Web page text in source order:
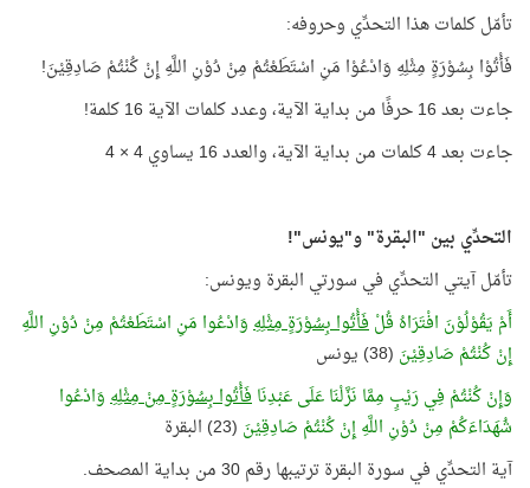
تأمّل كلمات هذا التحدِّي وحروفه:
فَأْتُوْا بِسُوْرَةٍ مِثْلِهِ وَادْعُوْا مَنِ اسْتَطَعْتُمْ مِنْ دُوْنِ اللَّهِ إِنْ كُنْتُمْ صَادِقِيْنَ!
جاءت بعد 16 حرفًا من بداية الآية، وعدد كلمات الآية 16 كلمة!
جاءت بعد 4 كلمات من بداية الآية، والعدد 16 يساوي 4 × 4
التحدِّي بين "البقرة" و"يونس"!
تأمّل آيتي التحدِّي في سورتي البقرة ويونس:
أَمْ يَقُوْلُوْنَ افْتَرَاهُ قُلْفَأْتُوا بِسُوْرَةٍ مِثْلِهِوَادْعُوا مَنِ اسْتَطَعْتُمْ مِنْ دُوْنِ اللَّهِ
إِنْ كُنْتُمْ صَادِقِيْنَ (38) يونس
وَإِنْ كُنْتُمْ فِي رَيْبٍ مِمَّا نَزَّلْنَا عَلَى عَبْدِنَافَأْتُوا بِسُوْرَةٍ مِنْ مِثْلِهِوَادْعُوا
شُهَدَاءَكُمْ مِنْ دُوْنِ اللَّهِ إِنْ كُنْتُمْ صَادِقِيْنَ (23) البقرة
آية التحدِّي في سورة البقرة ترتيبها رقم 30 من بداية المصحف.